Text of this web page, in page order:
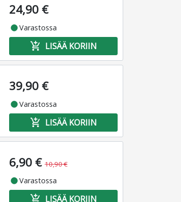
24,90 €
fiber_manual_recordVarastossa
add_shopping_cart LISÄÄ KORIIN
39,90 €
fiber_manual_recordVarastossa
add_shopping_cart LISÄÄ KORIIN
6,90 € 10,90 €
fiber_manual_recordVarastossa
add_shopping_cart LISÄÄ KORIIN